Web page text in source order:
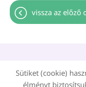
vissza az előző
Sütiket (cookie)
élményt